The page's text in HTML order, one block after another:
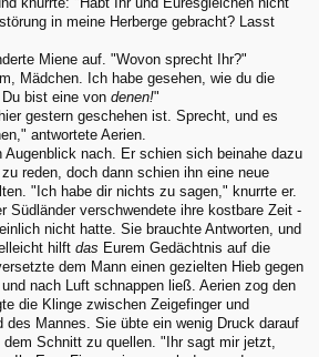
in meine Herberge gebracht? Lasst
Miene auf. "Wovon sprecht Ihr?"
Mädchen. Ich habe gesehen, wie du die
bist eine von denen!"
gestern geschehen ist. Sprecht, und es
antwortete Aerien.
Augenblick nach. Er schien sich beinahe dazu
reden, doch dann schien ihn eine neue
"Ich habe dir nichts zu sagen," knurrte er.
Südländer verschwendete ihre kostbare Zeit -
nicht hatte. Sie brauchte Antworten, und
hilft das Eurem Gedächtnis auf die
dem Mann einen gezielten Hieb gegen
nach Luft schnappen ließ. Aerien zog den
die Klinge zwischen Zeigefinger und
des Mannes. Sie übte ein wenig Druck darauf
Schnitt zu quellen. "Ihr sagt mir jetzt,